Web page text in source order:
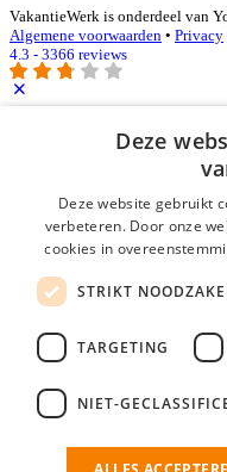
VakantieWerk is onderdeel van
Algemene voorwaarden • Privacy
4.3 - 3366 reviews
Inloggen als bedrijf
Wachtwoord
login gegevens
login
Bedrijf aanmelden
nieuwe collega/werknemer
Deze
Deze website gebruikt
verbeteren. Door onze
cookies in
STRIKT
TARGETING
NIET-